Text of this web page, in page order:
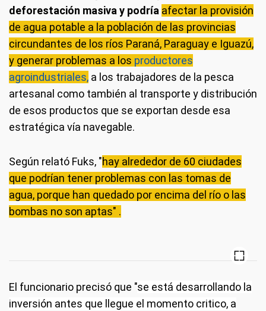
deforestación masiva y podría afectar la provisión
de agua potable a la población de las provincias
circundantes de los ríos Paraná, Paraguay e Iguazú,
y generar problemas a los productores
agroindustriales, a los trabajadores de la pesca
artesanal como también al transporte y distribución
de esos productos que se exportan desde esa
estratégica vía navegable.
Según relató Fuks, "hay alrededor de 60 ciudades
que podrían tener problemas con las tomas de
agua, porque han quedado por encima del río o las
bombas no son aptas" .
El funcionario precisó que "se está desarrollando la
inversión antes que llegue el momento critico, a